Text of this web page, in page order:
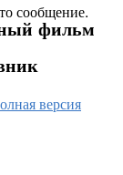
сообщение.
фильм
версия